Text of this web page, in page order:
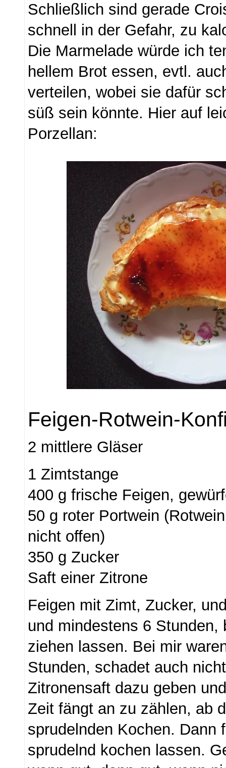
Schließlich sind gerade
schnell in der Gefahr, zu
Die Marmelade würde ich
hellem Brot essen, evtl.
verteilen, wobei sie dafür
süß sein könnte. Hier auf
Porzellan:
Feigen-Rotwein-
2 mittlere Gläser
1 Zimtstange
400 g frische Feigen,
50 g roter Portwein
nicht offen)
350 g Zucker
Saft einer Zitrone
Feigen mit Zimt, Zucker,
und mindestens 6 Stunden,
ziehen lassen. Bei mir
Stunden, schadet auch
Zitronensaft dazu geben
Zeit fängt an zu zählen, ab
sprudelnden Kochen. Dann
sprudelnd kochen lassen.